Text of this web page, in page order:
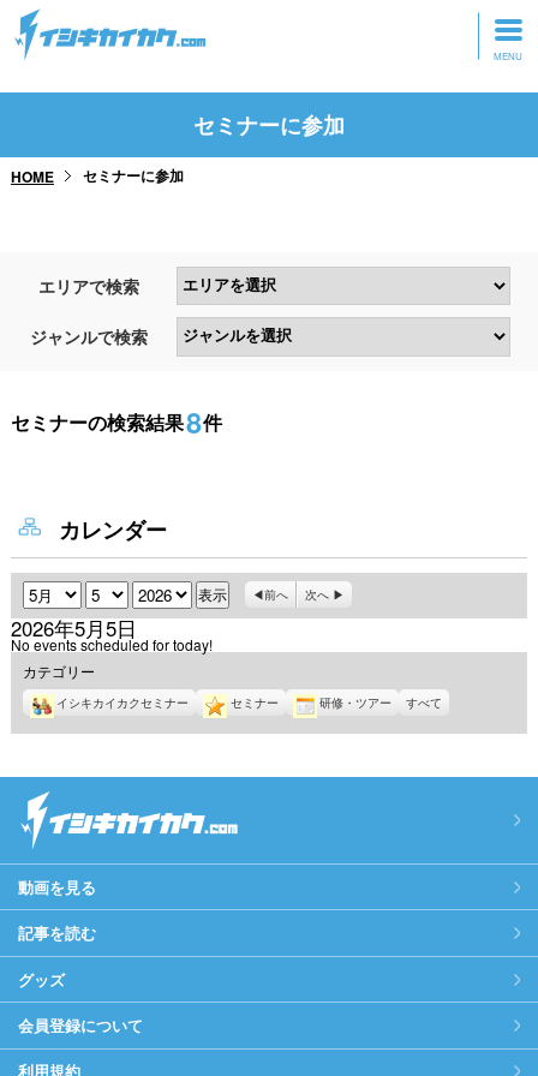
トップページ
研修・ツアーに参加
セミナーに参加
HOME セミナーに参加
エリアで検索
ジャンルで検索
セミナーの検索結果8件
カレンダー
月 日 年 前へ 次へ
2026年5月5日
No events scheduled for today!
カテゴリー
イシキカイカクセミナー セミナー 研修・ツアー すべて
動画を見る
記事を読む
グッズ
会員登録について